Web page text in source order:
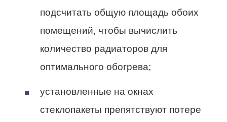
подсчитать общую площадь обоих
помещений, чтобы вычислить
количество радиаторов для
оптимального обогрева;
установленные на окнах
стеклопакеты препятствуют потере